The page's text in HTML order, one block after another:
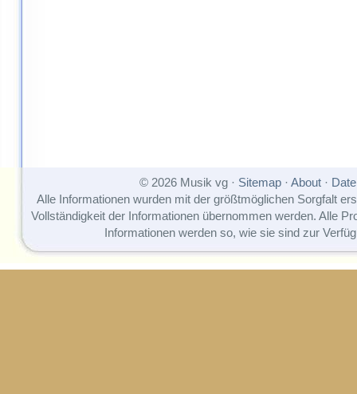
© 2026 Musik vg · Sitemap· About·
Alle Informationen wurden mit der größtmöglichen Sorgfalt
Vollständigkeit der Informationen übernommen werden. Alle
Informationen werden so, wie sie sind zur